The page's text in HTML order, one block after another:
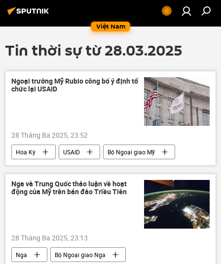
Việt Nam
Tin thời sự từ 28.03.2025
Ngoại trưởng Mỹ Rubio công bố ý định tổ
chức lại USAID
28 Tháng Ba 2025, 23:52
Hoa Kỳ USAID
Bộ Ngoại giao Mỹ
Thế giới
Chính trị
thông tin
phương Tây
Nga và Trung Quốc thảo luận về hoạt
động của Mỹ trên bán đảo Triều Tiên
28 Tháng Ba 2025, 23:13
Nga
Bộ Ngoại giao Nga